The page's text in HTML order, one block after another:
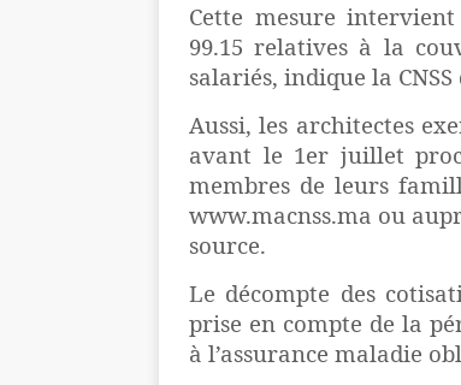
Cette mesure
99.15 relatives à la
salariés, indique la
Aussi, les architectes
avant le 1er juillet
membres de leurs
www.macnss.ma ou
source.
Le décompte des
prise en compte de la
à l’assurance maladie